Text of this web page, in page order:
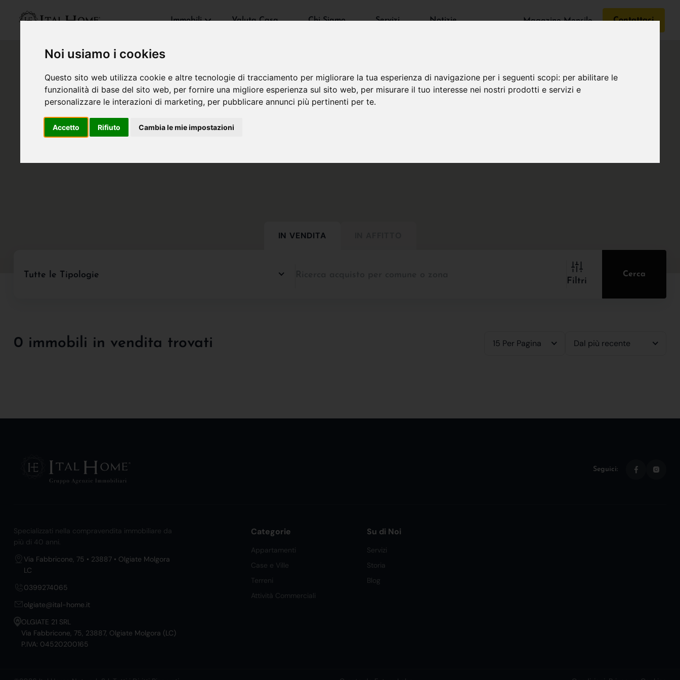
Noi usiamo i cookies
Questo sito web utilizza cookie e altre tecnologie di tracciamento per migliorare la tua esperienza di navigazione per i seguenti scopi: per abilitare le
funzionalità di base del sito web, per fornire una migliore esperienza sul sito web, per misurare il tuo interesse nei nostri prodotti e servizi e
personalizzare le interazioni di marketing, per pubblicare annunci più pertinenti per te.
Accetto Rifiuto Cambia le mie impostazioni
Immobili Valuta Casa Chi Siamo Servizi Notizie Magazine Mensile Contattaci
IN VENDITA
Tutte le Tipologie
Filtri
Cerca
0 immobili in vendita trovati 15 Per Pagina Dal più recente
Seguici:
Specializzati nella compravendita immobiliare da
più di 40 anni.
Via Fabbricone, 75 • 23887 • Olgiate Molgora
LC
0399274065
olgiate@ital-home.it
OLGIATE 21 SRL
Via Fabbricone, 75, 23887, Olgiate Molgora (LC)
P.IVA: 04520200165
Categorie
Appartamenti
Case e Ville
Terreni
Attività Commerciali
Su di Noi
Servizi
Storia
Blog